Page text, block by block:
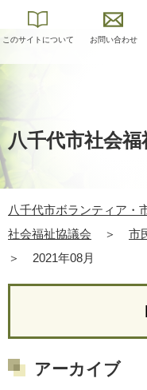
このサイトについて お問い合わせ
八千代市社会
八千代市ボランティア・
社会福祉協議会
＞
市
＞
2021年08月
アーカイブ